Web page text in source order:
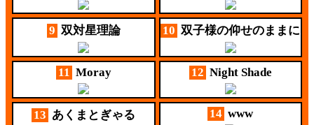
9 双対星理論 10 双子様の仰せのままに
11 Moray 12 Night Shade
13 あくまとぎゃる 14 www